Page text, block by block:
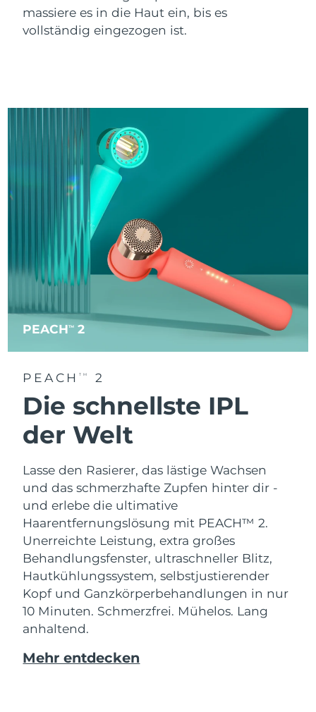
massiere es in die Haut ein, bis es
vollständig eingezogen ist.
PEACHTM 2
PEACH TM 2
Die schnellste IPL
der Welt
Lasse den Rasierer, das lästige Wachsen
und das schmerzhafte Zupfen hinter dir -
und erlebe die ultimative
Haarentfernungslösung mit PEACH™ 2.
Unerreichte Leistung, extra großes
Behandlungsfenster, ultraschneller Blitz,
Hautkühlungssystem, selbstjustierender
Kopf und Ganzkörperbehandlungen in nur
10 Minuten. Schmerzfrei. Mühelos. Lang
anhaltend.
Mehr entdecken